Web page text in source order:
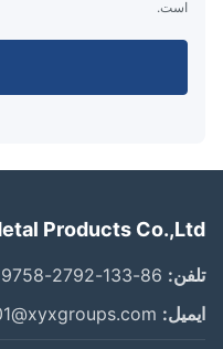
Metal Products
86-133-2792-9758
sales01@xyxgroups.com